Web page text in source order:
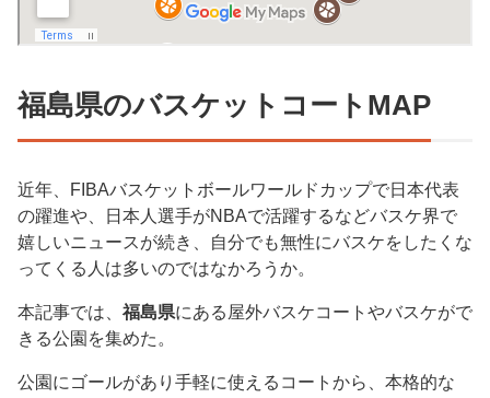
福島県のバスケットコートMAP
近年、FIBAバスケットボールワールドカップで日本代表
の躍進や、日本人選手がNBAで活躍するなどバスケ界で
嬉しいニュースが続き、自分でも無性にバスケをしたくな
ってくる人は多いのではなかろうか。
本記事では、 福島県にある屋外バスケコートやバスケがで
きる公園を集めた。
公園にゴールがあり手軽に使えるコートから、本格的な